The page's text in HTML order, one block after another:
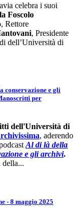
celebra i suoi
Foscolo
, Rettore
, Presidente
dell’Università di
conservazione e gli
per
dell'Università di
, aderendo
Al di là della
e gliarchivi.
della...
- 8 maggio 2025